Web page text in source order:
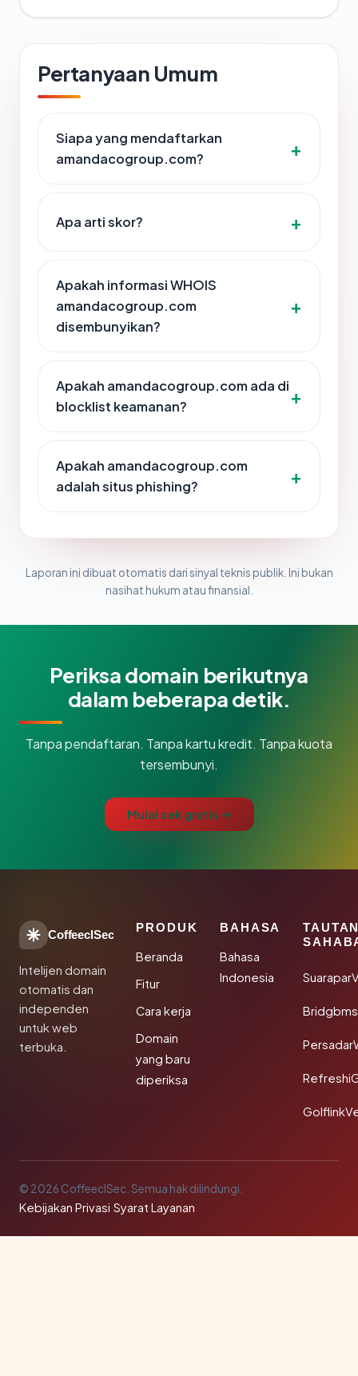
Pertanyaan Umum
Siapa yang mendaftarkan
amandacogroup.com?
Apa arti skor?
Apakah informasi WHOIS
amandacogroup.com
disembunyikan?
Apakah amandacogroup.com ada di
blocklist keamanan?
Apakah amandacogroup.com
adalah situs phishing?
Laporan ini dibuat otomatis dari sinyal teknis publik. Ini bukan
nasihat hukum atau finansial.
Periksa domain berikutnya
dalam beberapa detik.
Tanpa pendaftaran. Tanpa kartu kredit. Tanpa kuota
tersembunyi.
Mulai cek gratis →
CoffeeclSec
Intelijen domain
otomatis dan
independen
untuk web
terbuka.
PRODUK
Beranda
Fitur
Cara kerja
Domain
yang baru
diperiksa
BAHASA
Bahasa
Indonesia
© 2026 CoffeeclSec. Semua hak dilindungi.
Kebijakan Privasi·Syarat Layanan